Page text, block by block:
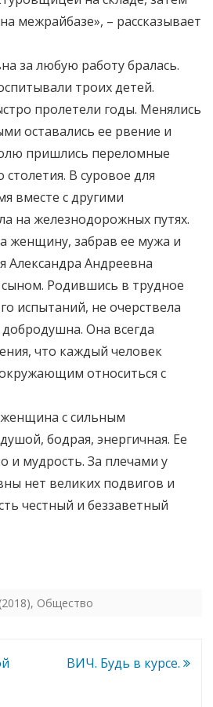
межрайбазе», – рассказывает
за любую работу бралась.
троих детей.
пролетели годы. Менялись
оставались ее рвение и
пришлись переломные
В суровое для
вместе с другими
на железнодорожных путях.
женщину, забрав ее мужа и
Александра Андреевна
Родившись в трудное
испытаний, не очерствела
Она всегда
что каждый человек
относиться с
с сильным
бодрая, энергичная. Ее
и мудрость. За плечами у
нет великих подвигов и
честный и беззаветный
, Общество
ВИЧ. Будь в курсе.